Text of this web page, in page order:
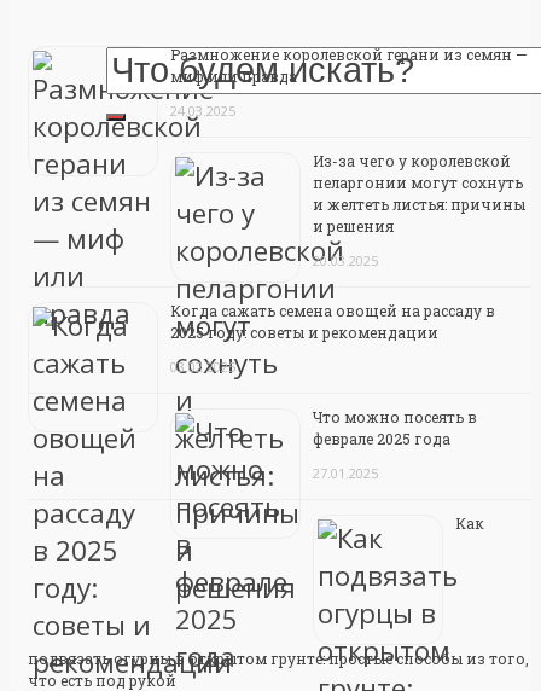
Размножение королевской герани из семян —
миф или правда
24.03.2025
Из-за чего у королевской
пеларгонии могут сохнуть
и желтеть листья: причины
и решения
20.03.2025
Когда сажать семена овощей на рассаду в
2025 году: советы и рекомендации
03.02.2025
Что можно посеять в
феврале 2025 года
27.01.2025
Как
подвязать огурцы в открытом грунте: простые способы из того,
что есть под рукой